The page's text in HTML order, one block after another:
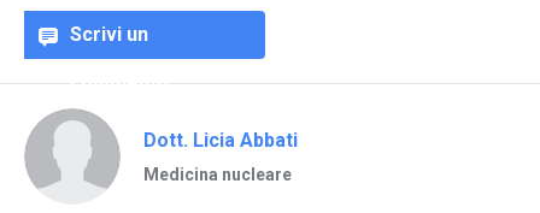
Scrivi un
commento
Dott. Licia Abbati
Medicina nucleare